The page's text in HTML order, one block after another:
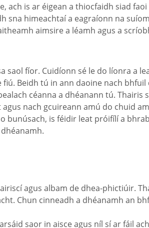
is ar éigean a thiocfaidh siad
sna himeachtaí a eagraíonn na
aimsire a léamh agus a
fíor. Cuidíonn sé le do líonra a
Beidh tú in ann daoine nach
céanna a dhéanann tú.
nach gcuireann amú do chuid
bunúsach, is féidir leat próifílí a
agus albam de dhea-phictiúir.
Chun cinneadh a dhéanamh an
saor in aisce agus níl sí ar fáil